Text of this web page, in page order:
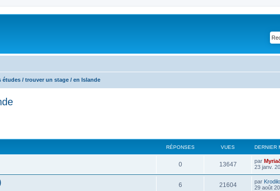
études / trouver un stage / en Islande
RÉPONSES VUES DERNIER
0 13647 par
23 janv.
6 21604 par
29 août